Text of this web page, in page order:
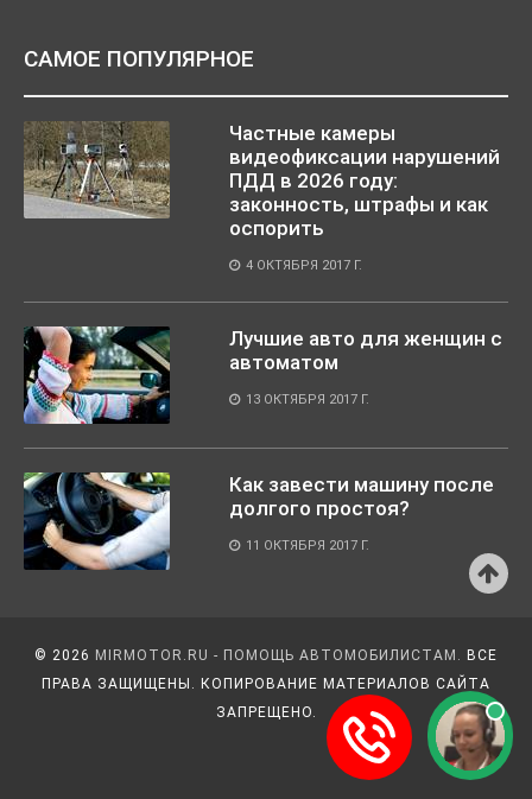
САМОЕ ПОПУЛЯРНОЕ
Частные камеры
видеофиксации нарушений
ПДД в 2026 году:
законность, штрафы и как
оспорить
4 ОКТЯБРЯ 2017 Г.
Лучшие авто для женщин с
автоматом
13 ОКТЯБРЯ 2017 Г.
Как завести машину после
долгого простоя?
11 ОКТЯБРЯ 2017 Г.
© 2026 MIRMOTOR.RU - ПОМОЩЬ АВТОМОБИЛИСТАМ. ВСЕ
ПРАВА ЗАЩИЩЕНЫ. КОПИРОВАНИЕ МАТЕРИАЛОВ САЙТА
ЗАПРЕЩЕНО.